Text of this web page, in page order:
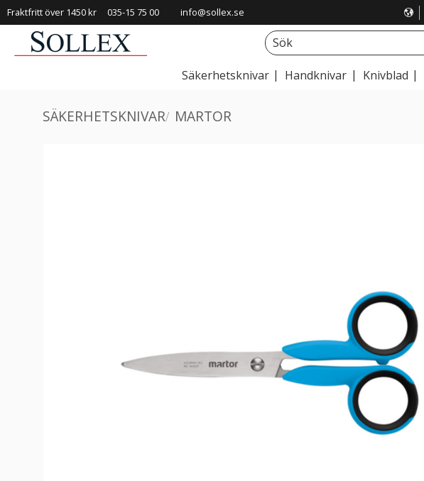
Fraktfritt över 1450 kr 035-15 75 00 info@sollex.se
Säkerhetsknivar Handknivar Knivblad
SÄKERHETSKNIVAR MARTOR